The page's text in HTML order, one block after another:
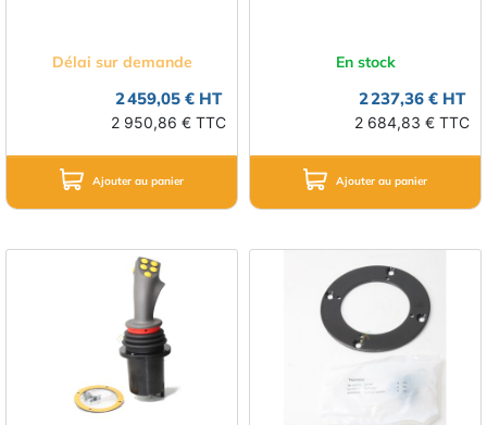
Délai sur demande
2 459,05 € HT
2 950,86 € TTC
Ajouter au panier
En stock
2 237,36 € HT
2 684,83 € TTC
Ajouter au panier